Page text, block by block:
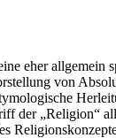
eher allgemein
von
der „Religion“